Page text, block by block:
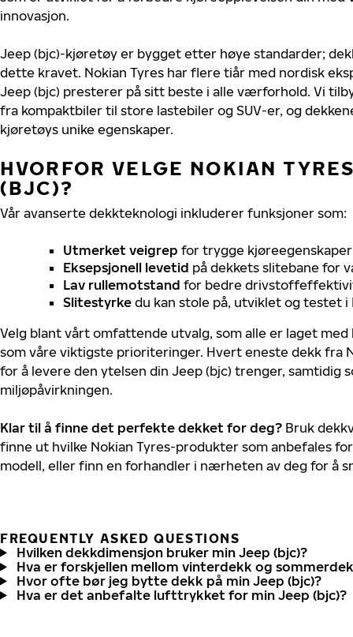
innovasjon.
Jeep (bjc)-kjøretøy er bygget etter høye standarder;
dette kravet. Nokian Tyres har flere tiår med nordisk
Jeep (bjc) presterer på sitt beste i alle værforhold. Vi
fra kompaktbiler til store lastebiler og SUV-er, og
kjøretøys unike egenskaper.
HVORFOR VELGE NOKIAN
(BJC)?
Vår avanserte dekkteknologi inkluderer funksjoner som:
Utmerket veigrep for trygge
Eksepsjonell levetid på dekkets slitebane for
Lav rullemotstand for bedre
Slitestyrke du kan stole på, utviklet og testet i
Velg blant vårt omfattende utvalg, som alle er laget
som våre viktigste prioriteringer. Hvert eneste dekk fra
for å levere den ytelsen din Jeep (bjc) trenger, samtidig
miljøpåvirkningen.
Klar til å finne det perfekte dekket for deg? Bruk
finne ut hvilke Nokian Tyres-produkter som anbefales
modell, eller finn en forhandler i nærheten av deg for å
FREQUENTLY ASKED QUESTIONS
Hvilken dekkdimensjon bruker min Jeep (bjc)?
Hva er forskjellen mellom vinterdekk og
Hvor ofte bør jeg bytte dekk på min Jeep (bjc)?
Hva er det anbefalte lufttrykket for min Jeep (bjc)?